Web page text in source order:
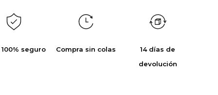
seguro Compra sin colas
14 días de
devolución